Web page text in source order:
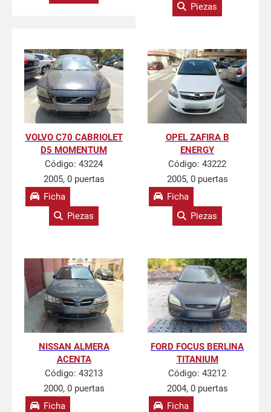
Piezas
VOLVO C70 CABRIOLET
D5 MOMENTUM
Código: 43224
2005, 0 puertas
Ficha
Piezas
OPEL ZAFIRA B
ENERGY
Código: 43222
2005, 0 puertas
Ficha
Piezas
NISSAN ALMERA
ACENTA
Código: 43213
2000, 0 puertas
Ficha
FORD FOCUS BERLINA
TITANIUM
Código: 43212
2004, 0 puertas
Ficha